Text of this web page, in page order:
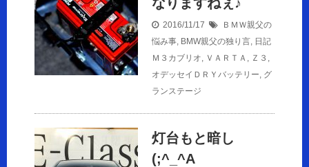
2016/11/17
ＢＭＷ親父の
悩み事, BMW親父の独り言, 日記
Ｍ３カブリオ, ＶＡＲＴＡ , Ｚ３ ,
オデッセイＤＲＹバッテリー, グ
ランステージ
灯台もと暗し
(;^_^A